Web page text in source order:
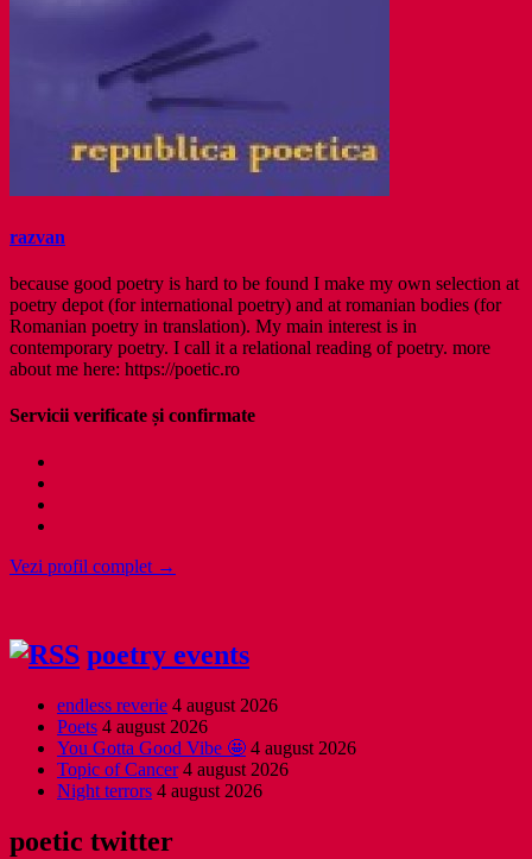
razvan
because good poetry is hard to be found I make my own selection at
poetry depot (for international poetry) and at romanian bodies (for
Romanian poetry in translation). My main interest is in
contemporary poetry. I call it a relational reading of poetry. more
about me here: https://poetic.ro
Servicii verificate și confirmate
Vezi profil complet →
poetry events
endless reverie 4 august 2026
Poets 4 august 2026
You Gotta Good Vibe 🤩 4 august 2026
Topic of Cancer 4 august 2026
Night terrors 4 august 2026
poetic twitter